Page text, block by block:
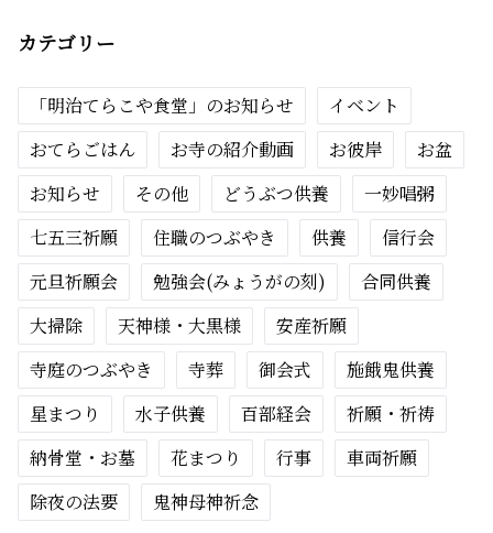
カテゴリー
「明治てらこや食堂」のお知らせ
イベント
おてらごはん
お寺の紹介動画 お彼岸
お盆
お知らせ
その他 どうぶつ供養
一妙唱粥
七五三祈願
住職のつぶやき 供養
信行会
元旦祈願会
勉強会(みょうがの刻)
合同供養
大掃除
天神様・大黒様
安産祈願
寺庭のつぶやき
寺葬 御会式
施餓鬼供養
星まつり
水子供養 百部経会
祈願・祈祷
納骨堂・お墓
花まつり 行事
車両祈願
除夜の法要
鬼神母神祈念